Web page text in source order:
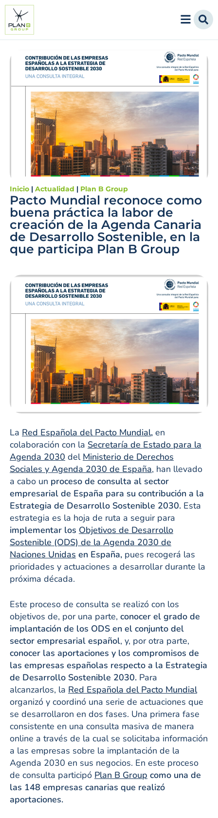
Inicio | Actualidad | Plan B Group
Pacto Mundial reconoce como
buena práctica la labor de
creación de la Agenda Canaria
de Desarrollo Sostenible, en la
que participa Plan B Group
La Red Española del Pacto Mundial, en
colaboración con la Secretaría de Estado para la
Agenda 2030 del Ministerio de Derechos
Sociales y Agenda 2030 de España, han llevado
a cabo un proceso de consulta al sector
empresarial de España para su contribución a la
Estrategia de Desarrollo Sostenible 2030. Esta
estrategia es la hoja de ruta a seguir para
implementar los Objetivos de Desarrollo
Sostenible (ODS) de la Agenda 2030 de
Naciones Unidas en España, pues recogerá las
prioridades y actuaciones a desarrollar durante la
próxima década.
Este proceso de consulta se realizó con los
objetivos de, por una parte, conocer el grado de
implantación de los ODS en el conjunto del
sector empresarial español, y, por otra parte,
conocer las aportaciones y los compromisos de
las empresas españolas respecto a la Estrategia
de Desarrollo Sostenible 2030. Para
alcanzarlos, la Red Española del Pacto Mundial
organizó y coordinó una serie de actuaciones que
se desarrollaron en dos fases. Una primera fase
consistente en una consulta masiva de manera
online a través de la cual se solicitaba información
a las empresas sobre la implantación de la
Agenda 2030 en sus negocios. En este proceso
de consulta participó Plan B Group como una de
las 148 empresas canarias que realizó
aportaciones.